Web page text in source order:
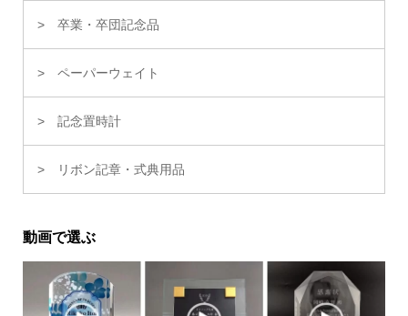
卒業・卒団記念品
ペーパーウェイト
記念置時計
リボン記章・式典用品
動画で選ぶ